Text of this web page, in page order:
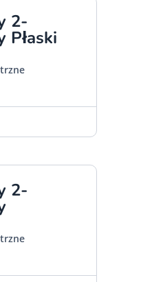
2-
Płaski
2-